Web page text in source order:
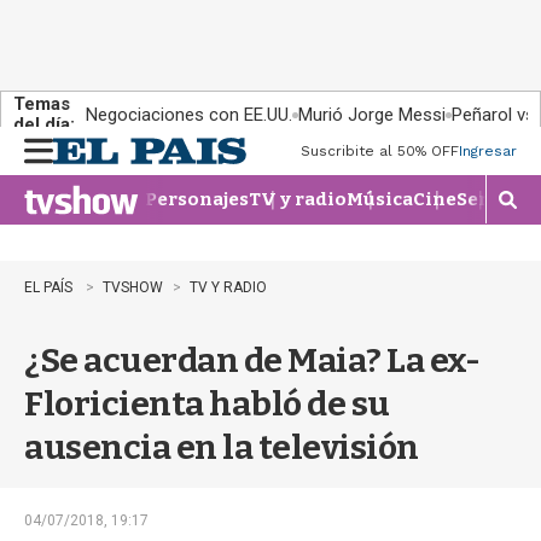
Temas
del día: Negociaciones con EE.UU. Murió Jorge Messi Peñarol
n
u
Suscribite al 50% OFFIngresar
PersonajesTV y radioMúsicaCineSeries
M
o
EL PAÍS TVSHOW TV Y RADIO
¿Se acuerdan de Maia? La ex-
Floricienta habló de su
ausencia en la televisión
04/07/2018, 19:17